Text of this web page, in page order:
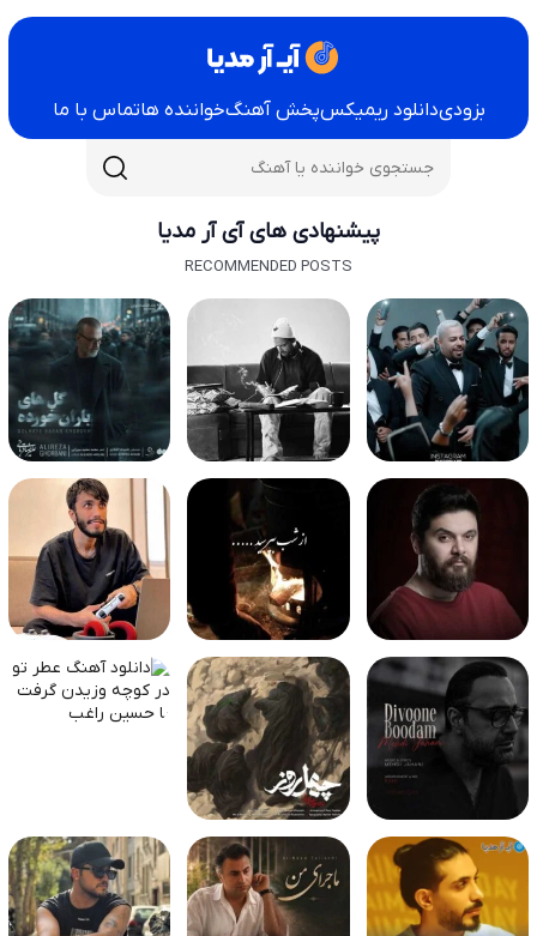
بزودیدانلود ریمیکسپخش آهنگخواننده هاتماس با ما
پیشنهادی های آی آر مدیا
RECOMMENDED POSTS